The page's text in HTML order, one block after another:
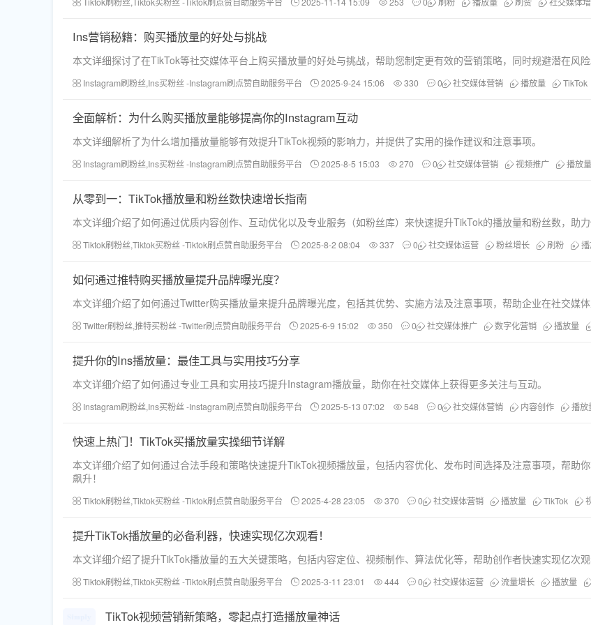
Ins营销秘籍：购买播放量的好处与挑战
本文详细探讨了在TikTok等社交媒体平台上购买播放量的好处与挑战，帮助您制定更有效的营销策略，同时规避潜在风险
Instagram刷粉丝,Ins买粉丝 -Instagram刷点赞自助服务平台 2025-9-24 15:06 330 0 社交媒体营销 播放量 TikTok
全面解析：为什么购买播放量能够提高你的Instagram互动
本文详细解析了为什么增加播放量能够有效提升TikTok视频的影响力，并提供了实用的操作建议和注意事项。
Instagram刷粉丝,Ins买粉丝 -Instagram刷点赞自助服务平台 2025-8-5 15:03 270 0 社交媒体营销 视频推广 播放量
从零到一：TikTok播放量和粉丝数快速增长指南
本文详细介绍了如何通过优质内容创作、互动优化以及专业服务（如粉丝库）来快速提升TikTok的播放量和粉丝数，助
Tiktok刷粉丝,Tiktok买粉丝 -Tiktok刷点赞自助服务平台 2025-8-2 08:04 337 0 社交媒体运营 粉丝增长 刷粉
如何通过推特购买播放量提升品牌曝光度？
本文详细介绍了如何通过Twitter购买播放量来提升品牌曝光度，包括其优势、实施方法及注意事项，帮助企业在社交媒体
Twitter刷粉丝,推特买粉丝 -Twitter刷点赞自助服务平台 2025-6-9 15:02 350 0 社交媒体推广 数字化营销 播放量
提升你的Ins播放量：最佳工具与实用技巧分享
本文详细介绍了如何通过专业工具和实用技巧提升Instagram播放量，助你在社交媒体上获得更多关注与互动。
Instagram刷粉丝,Ins买粉丝 -Instagram刷点赞自助服务平台 2025-5-13 07:02 548 0 社交媒体营销 内容创作 播放
快速上热门！TikTok买播放量实操细节详解
本文详细介绍了如何通过合法手段和策略快速提升TikTok视频播放量，包括内容优化、发布时间选择及注意事项，帮助
飙升！
Tiktok刷粉丝,Tiktok买粉丝 -Tiktok刷点赞自助服务平台 2025-4-28 23:05 370 0 社交媒体营销 播放量 TikTok
提升TikTok播放量的必备利器，快速实现亿次观看！
本文详细介绍了提升TikTok播放量的五大关键策略，包括内容定位、视频制作、算法优化等，帮助创作者快速实现亿次观
Tiktok刷粉丝,Tiktok买粉丝 -Tiktok刷点赞自助服务平台 2025-3-11 23:01 444 0 社交媒体运营 流量增长 播放量
TikTok视频营销新策略，零起点打造播放量神话